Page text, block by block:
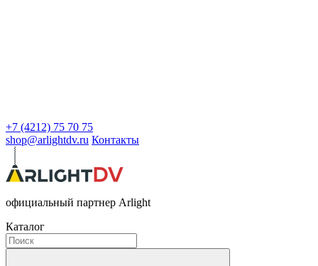
+7 (4212) 75 70 75
shop@arlightdv.ru Контакты
официальный партнер Arlight
Каталог